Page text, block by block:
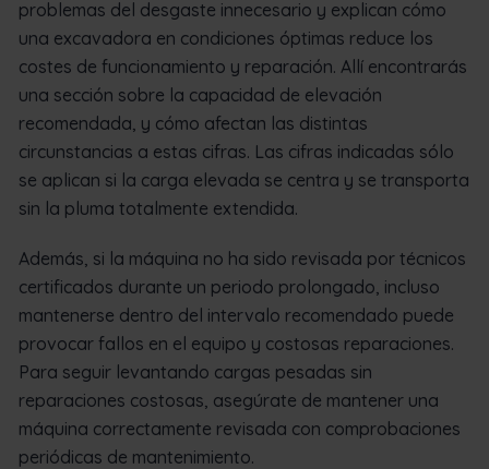
problemas del desgaste innecesario y explican cómo
una excavadora en condiciones óptimas reduce los
costes de funcionamiento y reparación. Allí encontrarás
una sección sobre la capacidad de elevación
recomendada, y cómo afectan las distintas
circunstancias a estas cifras. Las cifras indicadas sólo
se aplican si la carga elevada se centra y se transporta
sin la pluma totalmente extendida.
Además, si la máquina no ha sido revisada por técnicos
certificados durante un periodo prolongado, incluso
mantenerse dentro del intervalo recomendado puede
provocar fallos en el equipo y costosas reparaciones.
Para seguir levantando cargas pesadas sin
reparaciones costosas, asegúrate de mantener una
máquina correctamente revisada con comprobaciones
periódicas de mantenimiento.